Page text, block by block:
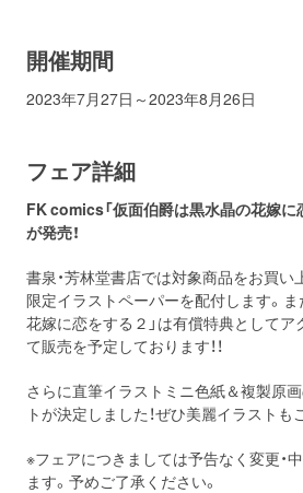
開催期間
2023年7月27日～2023年8月26日
フェア詳細
FK comics「仮面伯爵は黒水晶の花嫁に
が発売！
書泉・芳林堂書店では対象商品をお買い
限定イラストペーパーを配付します。
花嫁に恋をする２」は有償特典として
て販売を予定しております！！
さらに直筆イラストミニ色紙＆複製原
トが決定しました！ぜひ美麗イラストも
※フェアにつきましては予告なく変更・
ます。予めご了承ください。